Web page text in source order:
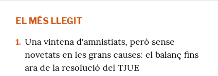
EL MÉS LLEGIT
1. Una vintena d'amnistiats, però sense
novetats en les grans causes: el balanç fins
ara de la resolució del TJUE